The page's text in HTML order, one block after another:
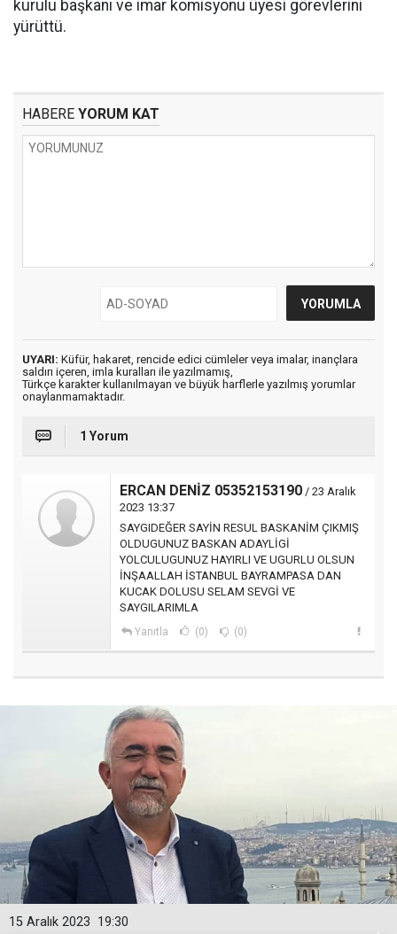
kurulu başkanı ve imar komisyonu üyesi görevlerini
yürüttü.
HABERE YORUM KAT
UYARI: Küfür, hakaret, rencide edici cümleler veya imalar, inançlara
saldırı içeren, imla kuralları ile yazılmamış,
Türkçe karakter kullanılmayan ve büyük harflerle yazılmış yorumlar
onaylanmamaktadır.
1 Yorum
ERCAN DENİZ 05352153190 / 23 Aralık
2023 13:37
SAYGIDEĞER SAYİN RESUL BASKANİM ÇIKMIŞ
OLDUGUNUZ BASKAN ADAYLİGİ
YOLCULUGUNUZ HAYIRLI VE UGURLU OLSUN
İNŞAALLAH İSTANBUL BAYRAMPASA DAN
KUCAK DOLUSU SELAM SEVGİ VE
SAYGILARIMLA
Yanıtla (0) (0)
19:30
15 Aralık 2023